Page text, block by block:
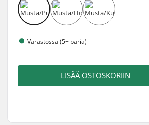
Varastossa (5+ paria)
LISÄÄ OSTOSKORIIN